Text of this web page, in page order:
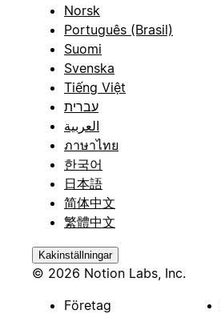
Norsk
Português (Brasil)
Suomi
Svenska
Tiếng Việt
עברית
العربية
ภาษาไทย
한국어
日本語
简体中文
繁體中文
Kakinställningar
© 2026 Notion Labs, Inc.
Företag